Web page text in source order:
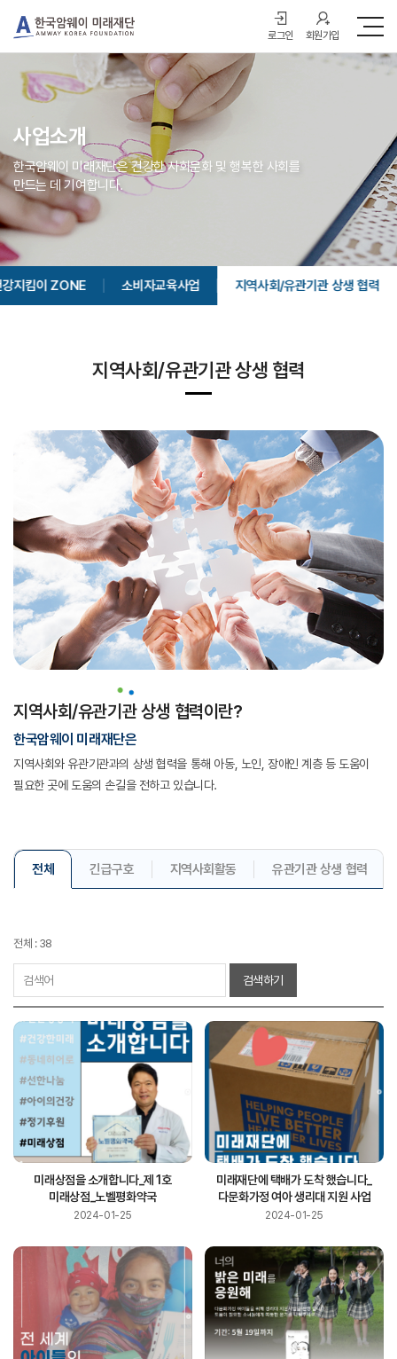
로그인 회원가입
사업소개
한국암웨이 미래재단은 건강한 사회문화 및 행복한 사회를
만드는 데 기여합니다.
강지킴이 ZONE 소비자교육사업 지역사회/유관기관 상생 협력
지역사회/유관기관 상생 협력
지역사회/유관기관 상생 협력이란?
한국암웨이 미래재단은
지역사회와 유관기관과의 상생 협력을 통해 아동, 노인, 장애인 계층 등 도움이
필요한 곳에 도움의 손길을 전하고 있습니다.
전체 긴급구호 지역사회활동 유관기관 상생 협력
전체 : 38
검색하기
미래상점을 소개합니다_제 1호
미래상점_노벨평화약국
2024-01-25
미래재단에 택배가 도착 했습니다_
다문화가정 여아 생리대 지원 사업
2024-01-25